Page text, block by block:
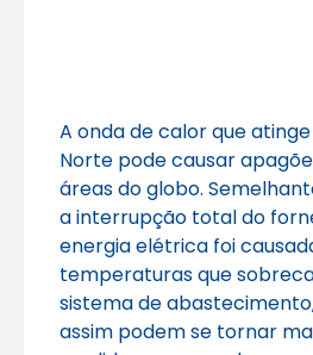
A onda de calor que
Norte pode causar
áreas do globo.
a interrupção total do
energia elétrica foi
temperaturas que
sistema de
assim podem se tornar